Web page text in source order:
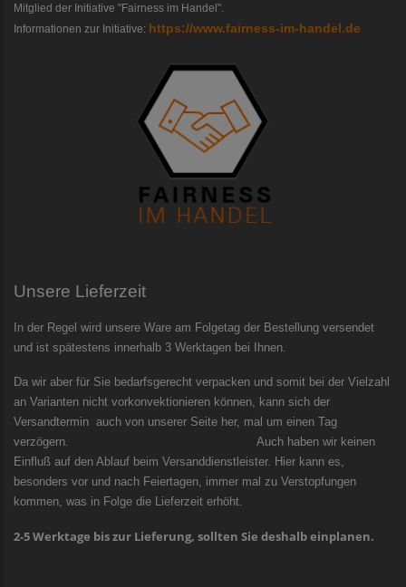
Mitglied der Initiative "Fairness im Handel".
Informationen zur Initiative: https://www.fairness-im-handel.de
Unsere Lieferzeit
In der Regel wird unsere Ware am Folgetag der Bestellung versendet
und ist spätestens innerhalb 3 Werktagen bei Ihnen.
Da wir aber für Sie bedarfsgerecht verpacken und somit bei der Vielzahl
an Varianten nicht vorkonvektionieren können, kann sich der
Versandtermin auch von unserer Seite her, mal um einen Tag
verzögern. Auch haben wir keinen
Einfluß auf den Ablauf beim Versanddienstleister. Hier kann es,
besonders vor und nach Feiertagen, immer mal zu Verstopfungen
kommen, was in Folge die Lieferzeit erhöht.
2-5 Werktage bis zur Lieferung, sollten Sie deshalb einplanen.